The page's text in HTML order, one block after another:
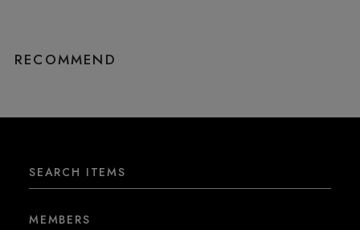
RECOMMEND
SEARCH ITEMS
MEMBERS